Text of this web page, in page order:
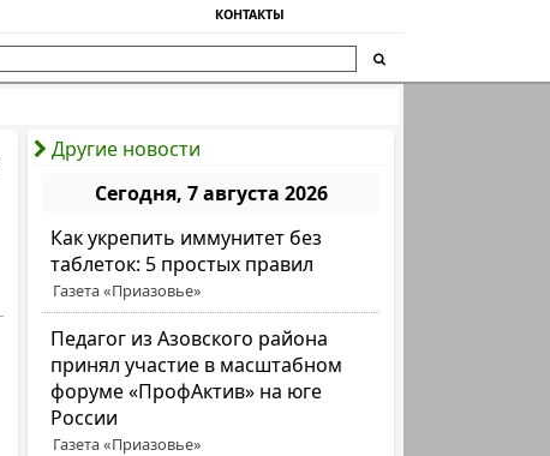
КОНТАКТЫ
Другие новости
Сегодня, 7 августа 2026
Как укрепить иммунитет без
таблеток: 5 простых правил
Газета «Приазовье»
Педагог из Азовского района
принял участие в масштабном
форуме «ПрофАктив» на юге
России
Газета «Приазовье»